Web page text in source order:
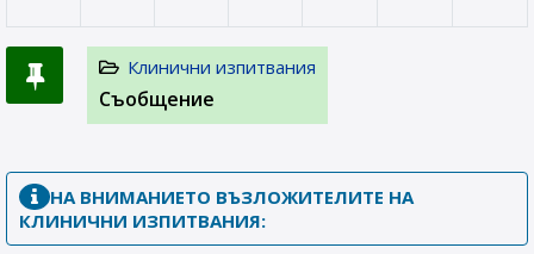
Клинични изпитвания
Съобщение
НА ВНИМАНИЕТО ВЪЗЛОЖИТЕЛИТЕ НА
КЛИНИЧНИ ИЗПИТВАНИЯ: